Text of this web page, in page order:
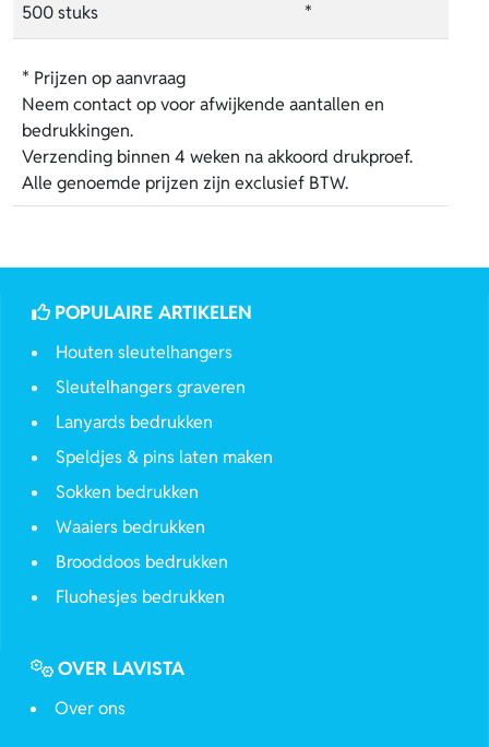
500 stuks *
* Prijzen op aanvraag
Neem contact op voor afwijkende aantallen en
bedrukkingen.
Verzending binnen 4 weken na akkoord drukproef.
Alle genoemde prijzen zijn exclusief BTW.
POPULAIRE ARTIKELEN
Houten sleutelhangers
Sleutelhangers graveren
Lanyards bedrukken
Speldjes & pins laten maken
Sokken bedrukken
Waaiers bedrukken
Brooddoos bedrukken
Fluohesjes bedrukken
OVER LAVISTA
Over ons